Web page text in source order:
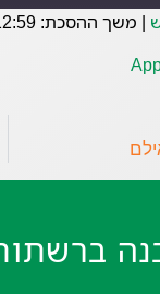
| משך ההסכת: 12:59